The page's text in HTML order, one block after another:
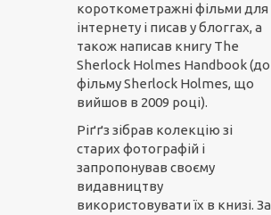
короткометражні фільми для
інтернету і писав у блоггах, а
також написав книгу The
Sherlock Holmes Handbook (до
фільму Sherlock Holmes, що
вийшов в 2009 році).
Ріґґз зібрав колекцію зі
старих фотографій і
запропонував своєму
видавництву
використовувати їх в книзі. За